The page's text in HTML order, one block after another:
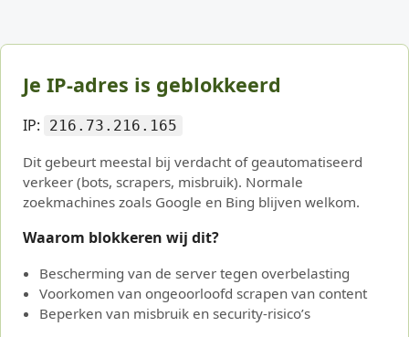
Je IP-adres is geblokkeerd
IP: 216.73.216.165
Dit gebeurt meestal bij verdacht of geautomatiseerd
verkeer (bots, scrapers, misbruik). Normale
zoekmachines zoals Google en Bing blijven welkom.
Waarom blokkeren wij dit?
Bescherming van de server tegen overbelasting
Voorkomen van ongeoorloofd scrapen van content
Beperken van misbruik en security-risico’s